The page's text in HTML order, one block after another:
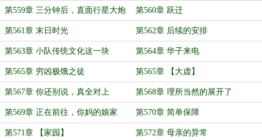
第559章 三分钟后，直面行星大炮 第560章 跃迁
第561章 末日时光 第562章 后续的安排
第563章 小队传统文化这一块 第564章 华子来电
第565章 穷凶极饿之徒 第565章 【大虚】
第567章 你还别说，真全对上
了……
第568章 理所当然的展开了
第569章 正在前往，你妈的娘家
（不是骂人）
第570章 简单保障
第571章 【家园】 第572章 母亲的异常